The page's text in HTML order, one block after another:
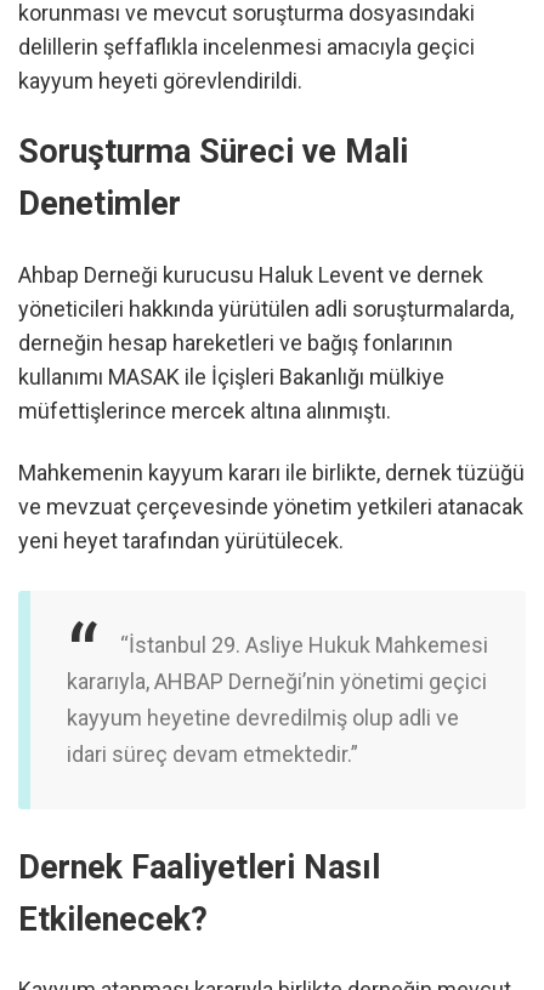
korunması ve mevcut soruşturma dosyasındaki
delillerin şeffaflıkla incelenmesi amacıyla geçici
kayyum heyeti görevlendirildi.
Soruşturma Süreci ve Mali
Denetimler
Ahbap Derneği kurucusu Haluk Levent ve dernek
yöneticileri hakkında yürütülen adli soruşturmalarda,
derneğin hesap hareketleri ve bağış fonlarının
kullanımı MASAK ile İçişleri Bakanlığı mülkiye
müfettişlerince mercek altına alınmıştı.
Mahkemenin kayyum kararı ile birlikte, dernek tüzüğü
ve mevzuat çerçevesinde yönetim yetkileri atanacak
yeni heyet tarafından yürütülecek.
“İstanbul 29. Asliye Hukuk Mahkemesi
kararıyla, AHBAP Derneği’nin yönetimi geçici
kayyum heyetine devredilmiş olup adli ve
idari süreç devam etmektedir.”
Dernek Faaliyetleri Nasıl
Etkilenecek?